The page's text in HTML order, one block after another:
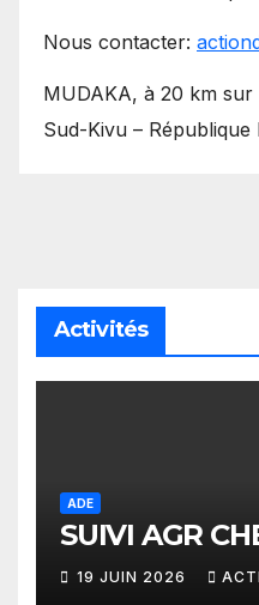
Nous contacter:
MUDAKA, à 20 km
Sud-Kivu –
Activités
ADE
SUIVI AGR
19 JUIN 2026